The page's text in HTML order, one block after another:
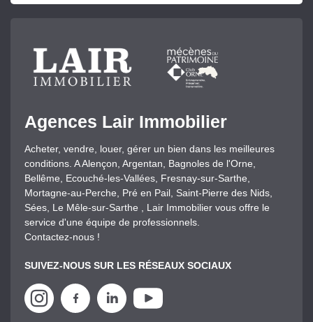
Agences Lair Immobilier
Acheter, vendre, louer, gérer un bien dans les meilleures
conditions. A Alençon, Argentan, Bagnoles de l'Orne,
Bellême, Ecouché-les-Vallées, Fresnay-sur-Sarthe,
Mortagne-au-Perche, Pré en Pail, Saint-Pierre des Nids,
Sées, Le Mêle-sur-Sarthe , Lair Immobilier vous offre le
service d'une équipe de professionnels.
Contactez-nous !
SUIVEZ-NOUS SUR LES RÉSEAUX SOCIAUX